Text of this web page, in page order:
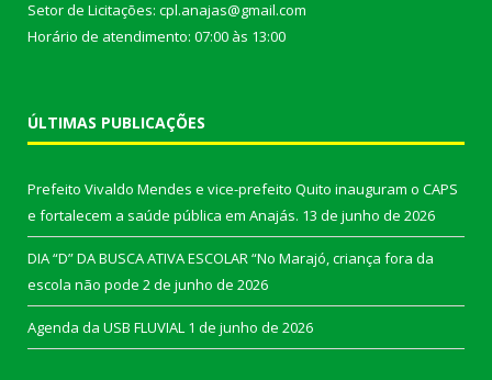
Setor de Licitações: cpl.anajas@gmail.com
Horário de atendimento: 07:00 às 13:00
ÚLTIMAS PUBLICAÇÕES
Prefeito Vivaldo Mendes e vice-prefeito Quito inauguram o CAPS
e fortalecem a saúde pública em Anajás. 13 de junho de 2026
DIA “D” DA BUSCA ATIVA ESCOLAR “No Marajó, criança fora da
escola não pode 2 de junho de 2026
Agenda da USB FLUVIAL 1 de junho de 2026